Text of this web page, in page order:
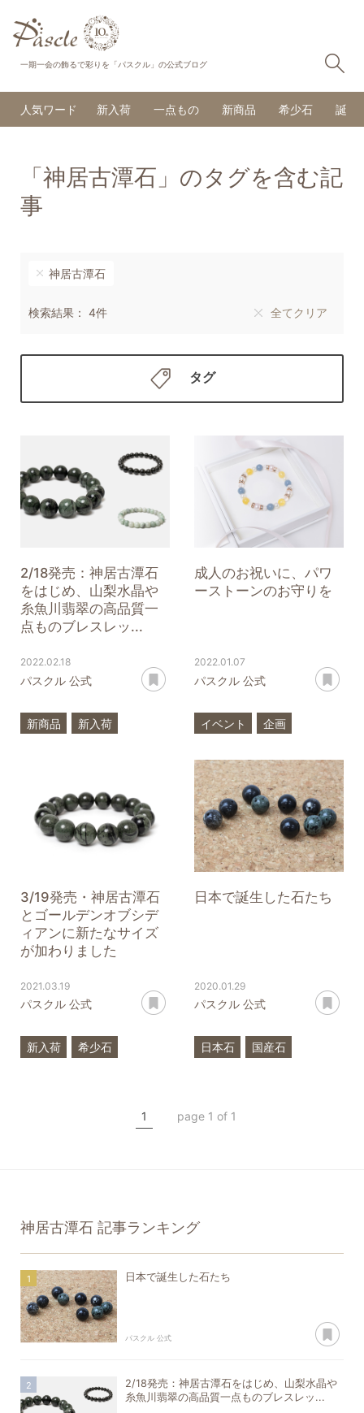
一期一会の飾るで彩りを「パスクル」の公式ブログ
人気ワード 新入荷 一点もの 新商品 希少石 誕生
「神居古潭石」のタグを含む記
事
神居古潭石
検索結果： 4件 全てクリア
タグ
2/18発売：神居古潭石
をはじめ、山梨水晶や
糸魚川翡翠の高品質一
点ものブレスレッ...
2022.02.18
パスクル 公式
あとで読む
新商品
新入荷
糸魚川翡翠
一点もの
成人のお祝いに、パワ
ーストーンのお守りを
2022.01.07
パスクル 公式
イベント
企画
ルビー
コスモオーラ
ガーネット
神居古潭石
3/19発売・神居古潭石
とゴールデンオブシデ
ィアンに新たなサイズ
が加わりました
2021.03.19
パスクル 公式
あとで読む
新入荷
希少石
日本で誕生した石たち
2020.01.29
パスクル 公式
日本石
国産石
1
page 1 of 1
神居古潭石 記事ランキング
日本で誕生した石たち
パスクル 公式
2/18発売：神居古潭石をはじめ、山梨水晶や
糸魚川翡翠の高品質一点ものブレスレッ...